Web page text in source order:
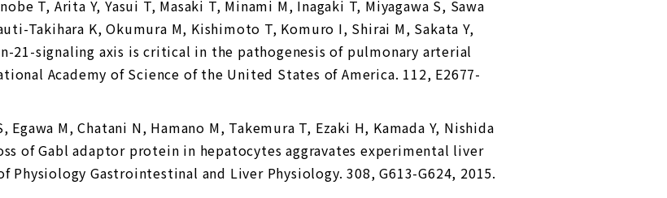
T, Arita Y, Yasui T, Masaki T, Minami M, Inagaki T, Miyagawa S, Sawa
Takihara K, Okumura M, Kishimoto T, Komuro I, Shirai M, Sakata Y,
21-signaling axis is critical in the pathogenesis of pulmonary arterial
Academy of Science of the United States of America. 112, E2677-
Egawa M, Chatani N, Hamano M, Takemura T, Ezaki H, Kamada Y, Nishida
of Gabl adaptor protein in hepatocytes aggravates experimental liver
Gastrointestinal and Liver Physiology. 308, G613-G624, 2015.